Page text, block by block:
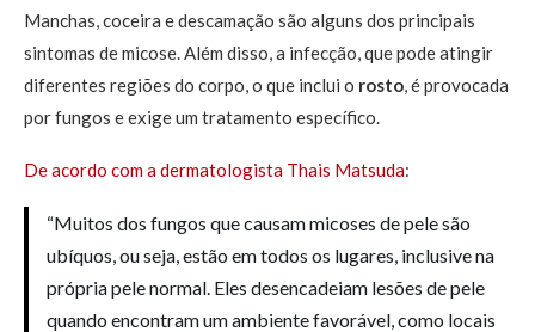
Manchas, coceira e descamação são alguns dos principais
sintomas de micose. Além disso, a infecção, que pode atingir
diferentes regiões do corpo, o que inclui o rosto, é provocada
por fungos e exige um tratamento específico.
De acordo com a dermatologista Thais Matsuda:
“Muitos dos fungos que causam micoses de pele são
ubíquos, ou seja, estão em todos os lugares, inclusive na
própria pele normal. Eles desencadeiam lesões de pele
quando encontram um ambiente favorável, como locais